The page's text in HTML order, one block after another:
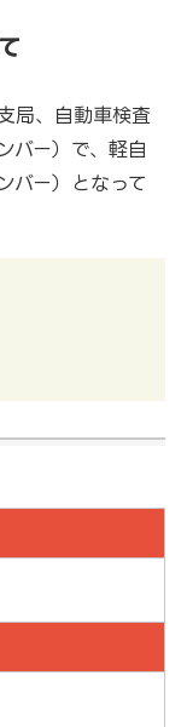
局、自動車検査
バー）で、軽自
バー）となって